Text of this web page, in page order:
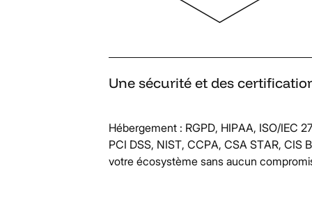
Une sécurité et des
Hébergement : RGPD, HIPAA, ISO/IEC
PCI DSS, NIST, CCPA, CSA STAR,
votre écosystème sans aucun